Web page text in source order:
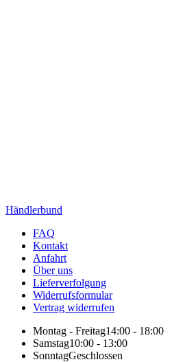
Händlerbund
FAQ
Kontakt
Anfahrt
Über uns
Lieferverfolgung
Widerrufsformular
Vertrag widerrufen
Montag - Freitag14:00 - 18:00
Samstag10:00 - 13:00
SonntagGeschlossen